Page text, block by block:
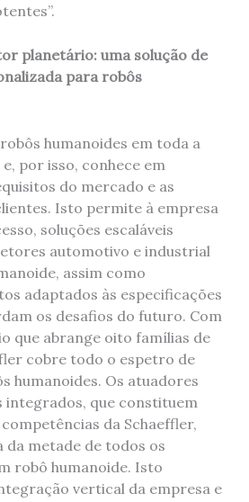
planetário: uma solução de
para robôs
humanoides em toda a
por isso, conhece em
do mercado e as
Isto permite à empresa
soluções escaláveis
automotivo e industrial
assim como
adaptados às especificações
os desafios do futuro. Com
que abrange oito famílias de
cobre todo o espetro de
humanoides. Os atuadores
integrados, que constituem
da Schaeffler,
metade de todos os
robô humanoide. Isto
vertical da empresa e